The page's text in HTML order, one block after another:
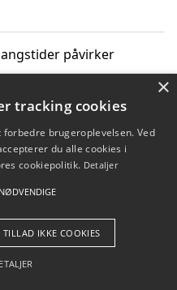
påvirker
om
Betingelser
×
tracking cookies
brugeroplevelsen. Ved
du alle cookies i
cookiepolitik. Detaljer
TILLAD IKKE COOKIES